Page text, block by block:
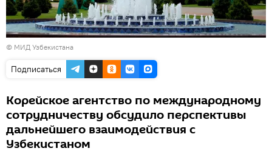
© МИД Узбекистана
Подписаться
Корейское агентство по международному
сотрудничеству обсудило перспективы
дальнейшего взаимодействия с
Узбекистаном